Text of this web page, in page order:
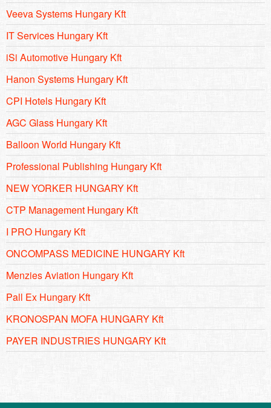
Veeva Systems Hungary Kft
IT Services Hungary Kft
iSi Automotive Hungary Kft
Hanon Systems Hungary Kft
CPI Hotels Hungary Kft
AGC Glass Hungary Kft
Balloon World Hungary Kft
Professional Publishing Hungary Kft
NEW YORKER HUNGARY Kft
CTP Management Hungary Kft
I PRO Hungary Kft
ONCOMPASS MEDICINE HUNGARY Kft
Menzies Aviation Hungary Kft
Pall Ex Hungary Kft
KRONOSPAN MOFA HUNGARY Kft
PAYER INDUSTRIES HUNGARY Kft